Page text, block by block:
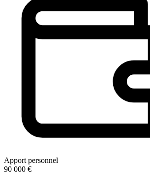
Apport personnel
90 000 €